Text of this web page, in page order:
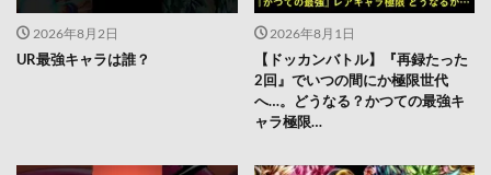
2026年8月2日
UR最強キャラは誰？
2026年8月1日
【ドッカンバトル】『再録たった
2回』でいつの間にか極限世代
へ…。どうなる？かつての最強キ
ャラ極限…